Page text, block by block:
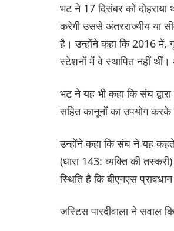
भट ने 17 दिसंबर को
करेगी उससे अंतरराज्यीय या
है। उन्होंने कहा कि 2016 में,
स्टेशनों में वे स्थापित नहीं थीं।
भट ने यह भी कहा कि संघ
सहित कानूनों का उपयोग करके
उन्होंने कहा कि संघ ने यह कहते
(धारा 143: व्यक्ति की
स्थिति है कि बीएनएस
जस्टिस पारदीवाला ने सवाल